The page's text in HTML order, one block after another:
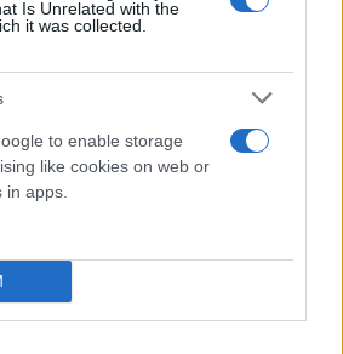
Is Unrelated with the
it was collected.
to enable storage
like cookies on web or
apps.
Αλλά είμαι πιο αισιόδοξος
και δες περισσότερο
αναζήτηση τηςGoogle